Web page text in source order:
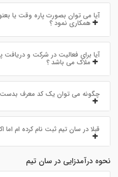
آیا می توان بصورت پاره وقت یا
همکاری نمود ؟
آیا برای فعالیت در شرکت و
ملاک می باشد ؟
چگونه می توان یک کد معرف بدست
قبلا در سان تیم ثبت نام کرده ام اما
نحوه درآمدزایی در سان تیم